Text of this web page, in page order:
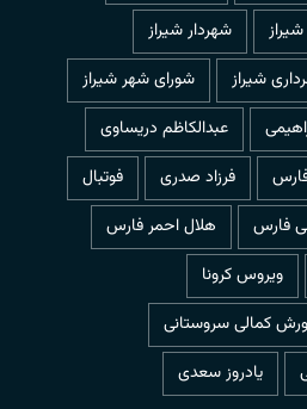
شهردار شیراز
شیراز
شورای شهر شیراز
عبدالکاظم دریساوی
فرزاد صدری
فوتبال
فارس
هلال احمر فارس
ویروس کرونا
کمالی سروستانی
یادروز سعدی